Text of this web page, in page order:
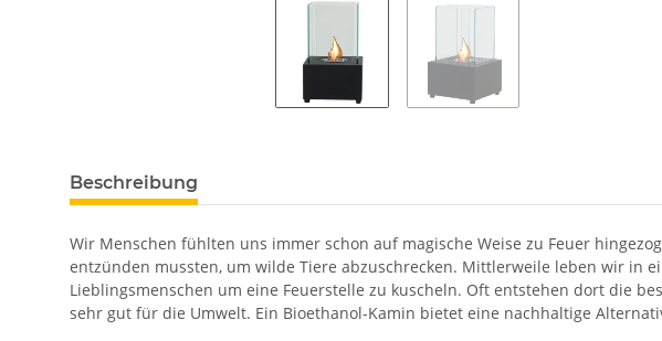
Beschreibung
Wir Menschen fühlten uns immer schon auf magische Weise zu Feuer
entzünden mussten, um wilde Tiere abzuschrecken. Mittlerweile leben wir in
Lieblingsmenschen um eine Feuerstelle zu kuscheln. Oft entstehen dort die
sehr gut für die Umwelt. Ein Bioethanol-Kamin bietet eine nachhaltige